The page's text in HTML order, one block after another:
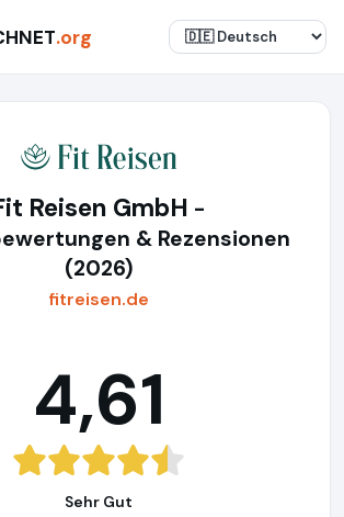
.org
Reisen GmbH -
& Rezensionen
(2026)
fitreisen.de
4,61
Sehr Gut